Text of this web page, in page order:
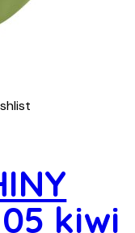
kiwi